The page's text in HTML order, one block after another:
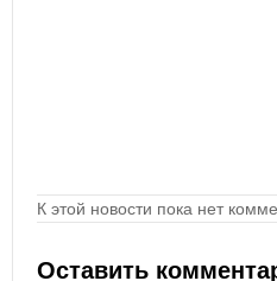
К этой новости пока нет
Оставить